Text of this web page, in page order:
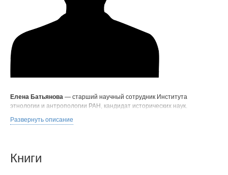
Елена Батьянова — старший научный сотрудник Института
этнологии и антропологии РАН, кандидат исторических наук.
Развернуть описание
Книги